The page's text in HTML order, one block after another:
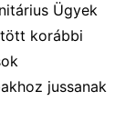
Ügyek
korábbi
jussanak